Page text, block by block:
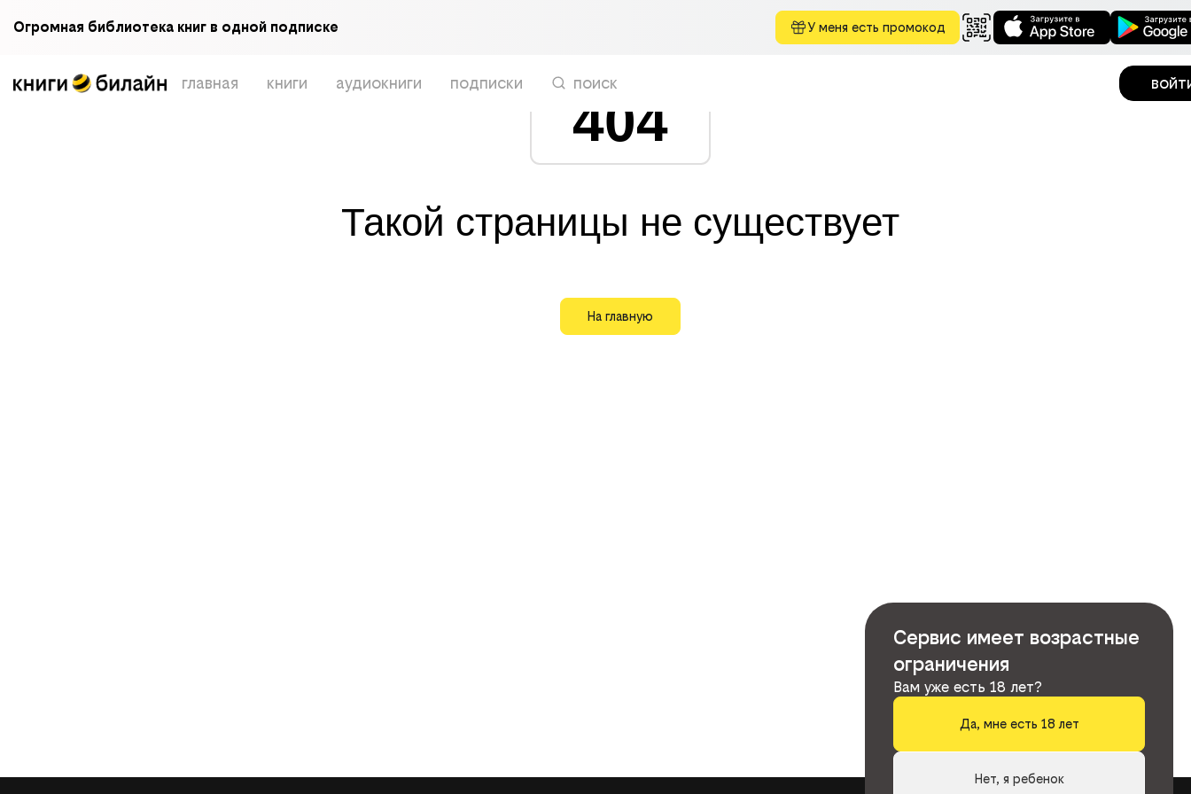
Огромная библиотека книг в одной подписке У меня есть промокод
главная книги аудиокниги подписки поиск
404
Такой страницы не существует
На главную
Сервис имеет возрастные
ограничения
Вам уже есть 18 лет?
Да, мне есть 18 лет
Нет, я ребенок